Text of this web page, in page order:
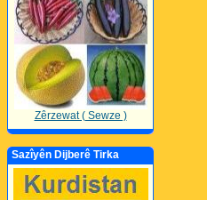
Zêrzewat ( Sewze )
Sazîyên Dijberê Tirka